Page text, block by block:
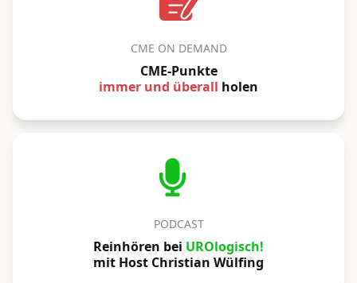
CME ON DEMAND
CME-Punkte
immer und überall holen
PODCAST
Reinhören bei UROlogisch!
mit Host Christian Wülfing